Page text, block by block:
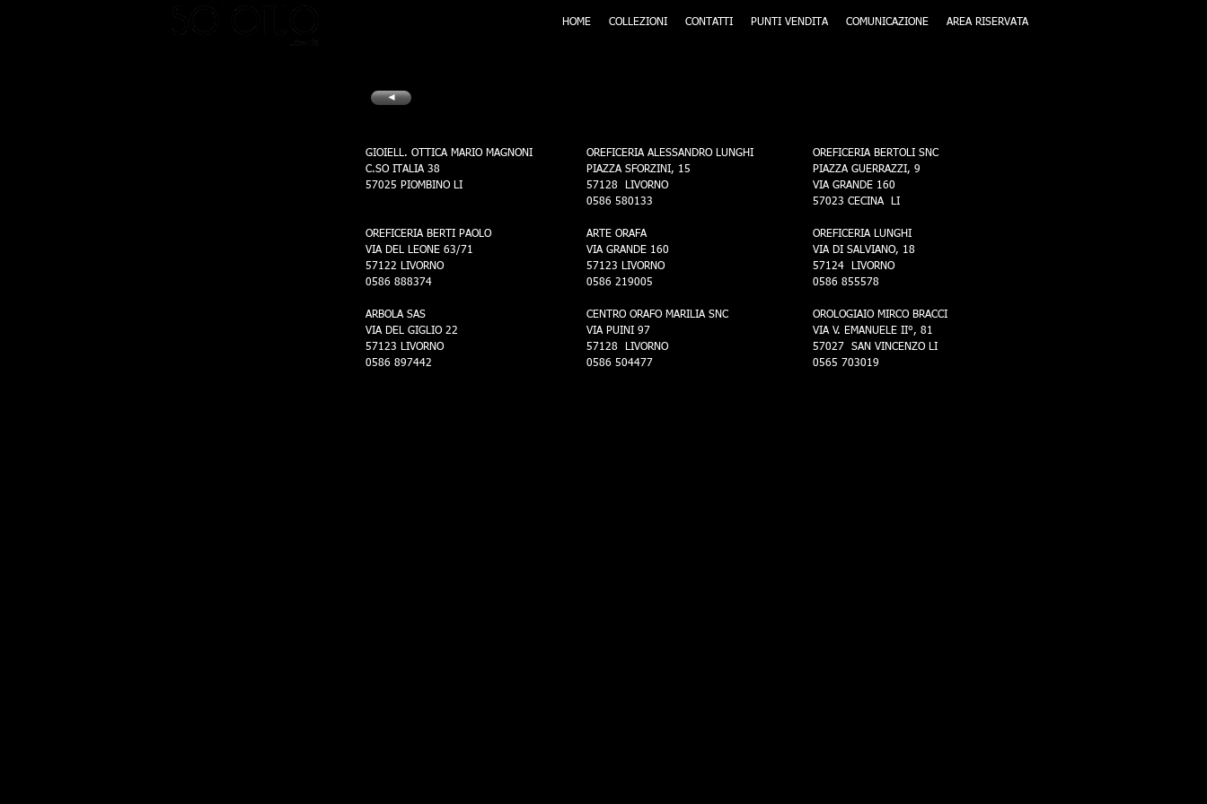
HOME COLLEZIONI CONTATTI PUNTI VENDITA COMUNICAZIONE AREA RISERVATA
GIOIELL. OTTICA MARIO MAGNONI
C.SO ITALIA 38
57025 PIOMBINO LI
OREFICERIA BERTI PAOLO
VIA DEL LEONE 63/71
57122 LIVORNO
0586 888374
ARBOLA SAS
VIA DEL GIGLIO 22
57123 LIVORNO
0586 897442
◄
OREFICERIA ALESSANDRO LUNGHI
PIAZZA SFORZINI, 15
57128 LIVORNO
0586 580133
ARTE ORAFA
VIA GRANDE 160
57123 LIVORNO
0586 219005
CENTRO ORAFO MARILIA SNC
VIA PUINI 97
57128 LIVORNO
0586 504477
OREFICERIA BERTOLI SNC
PIAZZA GUERRAZZI, 9
VIA GRANDE 160
57023 CECINA LI
OREFICERIA LUNGHI
VIA DI SALVIANO, 18
57124 LIVORNO
0586 855578
OROLOGIAIO MIRCO BRACCI
VIA V. EMANUELE II°, 81
57027 SAN VINCENZO LI
0565 703019